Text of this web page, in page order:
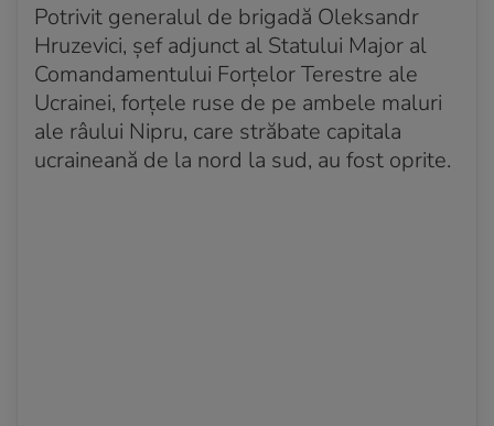
Potrivit generalul de brigadă Oleksandr
Hruzevici, șef adjunct al Statului Major al
Comandamentului Forțelor Terestre ale
Ucrainei, forțele ruse de pe ambele maluri
ale râului Nipru, care străbate capitala
ucraineană de la nord la sud, au fost oprite.